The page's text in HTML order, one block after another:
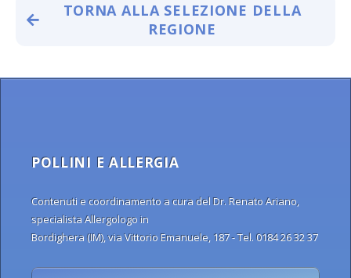
TORNA ALLA SELEZIONE DELLA
REGIONE
POLLINI E ALLERGIA
Contenuti e coordinamento a cura del Dr. Renato Ariano,
specialista Allergologo in
Bordighera (IM), via Vittorio Emanuele, 187 - Tel. 0184 26 32 37